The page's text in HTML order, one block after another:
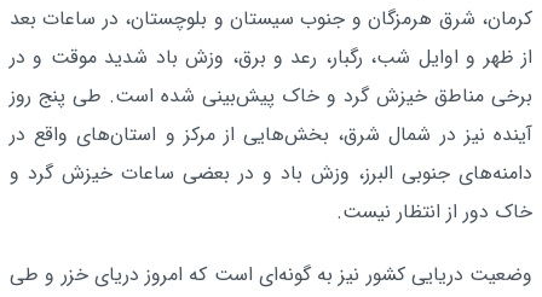
کرمان، شرق هرمزگان و جنوب سیستان و بلوچستان، در ساعات بعد
از ظهر و اوایل شب، رگبار، رعد و برق، وزش باد شدید موقت و در
برخی مناطق خیزش گرد و خاک پیش‌بینی شده است. طی پنج روز
آینده نیز در شمال شرق، بخش‌هایی از مرکز و استان‌های واقع در
دامنه‌های جنوبی البرز، وزش باد و در بعضی ساعات خیزش گرد و
خاک دور از انتظار نیست.
وضعیت دریایی کشور نیز به گونه‌ای است که امروز دریای خزر و طی